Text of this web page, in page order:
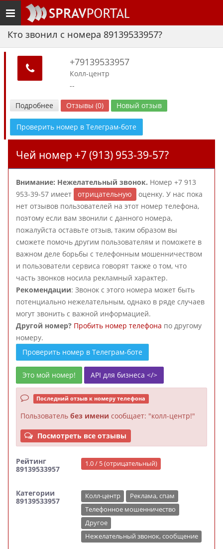
Toggle
navigation
Кто звонил с номера 89139533957?
+79139533957
Колл-центр
--
Подробнее Отзывы (0) Новый отзыв
Проверить номер в Телеграм-боте
Чей номер +7 (913) 953-39-57?
Внимание: Нежелательный звонок. Номер +7 913
953-39-57 имеет
отрицательную
оценку. У нас пока
нет отзывов пользователей на этот номер телефона,
поэтому если вам звонили с данного номера,
пожалуйста оставьте отзыв, таким образом вы
сможете помочь другим пользователям и поможете в
важном деле борьбы с телефонным мошенничеством
и пользователи сервиса говорят также о том, что
часть звонков носила рекламный характер.
Рекомендации: Звонок с этого номера может быть
потенциально нежелательным, однако в ряде случаев
могут звонить с важной информацией.
Другой номер? Пробить номер телефона по другому
номеру.
Проверить номер в Телеграм-боте
Это мой номер! API для бизнеса </>
Последний отзыв к номеру телефона
Пользователь без имени сообщает: "колл-центр!"
Посмотреть все отзывы
Рейтинг
89139533957
1.0 / 5 (отрицательный)
Категории
89139533957
Колл-центр
Реклама, спам
Телефонное мошенничество
Другое
Нежелательный звонок, сообщение